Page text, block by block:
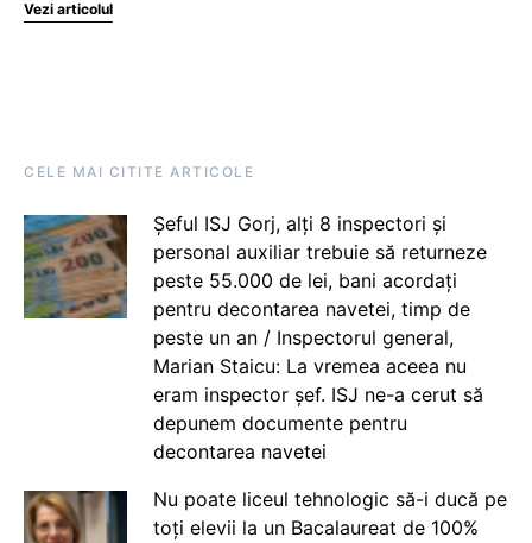
Vezi articolul
CELE MAI CITITE ARTICOLE
Șeful ISJ Gorj, alți 8 inspectori și
personal auxiliar trebuie să returneze
peste 55.000 de lei, bani acordați
pentru decontarea navetei, timp de
peste un an / Inspectorul general,
Marian Staicu: La vremea aceea nu
eram inspector șef. ISJ ne-a cerut să
depunem documente pentru
decontarea navetei
Nu poate liceul tehnologic să-i ducă pe
toți elevii la un Bacalaureat de 100%